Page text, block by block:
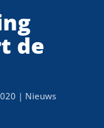
de
| Nieuws